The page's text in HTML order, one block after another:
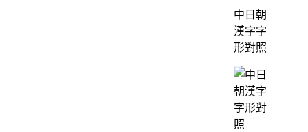
中日朝
漢字字
形對照